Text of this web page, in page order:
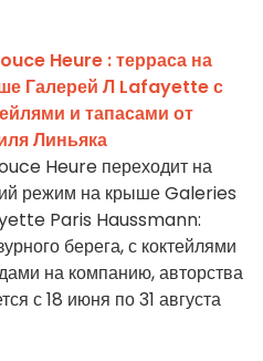
Heure : терраса на
Галерей Л Lafayette с
и тапасами от
Линьяка
Heure переходит на
режим на крыше Galeries
Paris Haussmann:
берега, с коктейлями
на компанию, авторства
с 18 июня по 31 августа